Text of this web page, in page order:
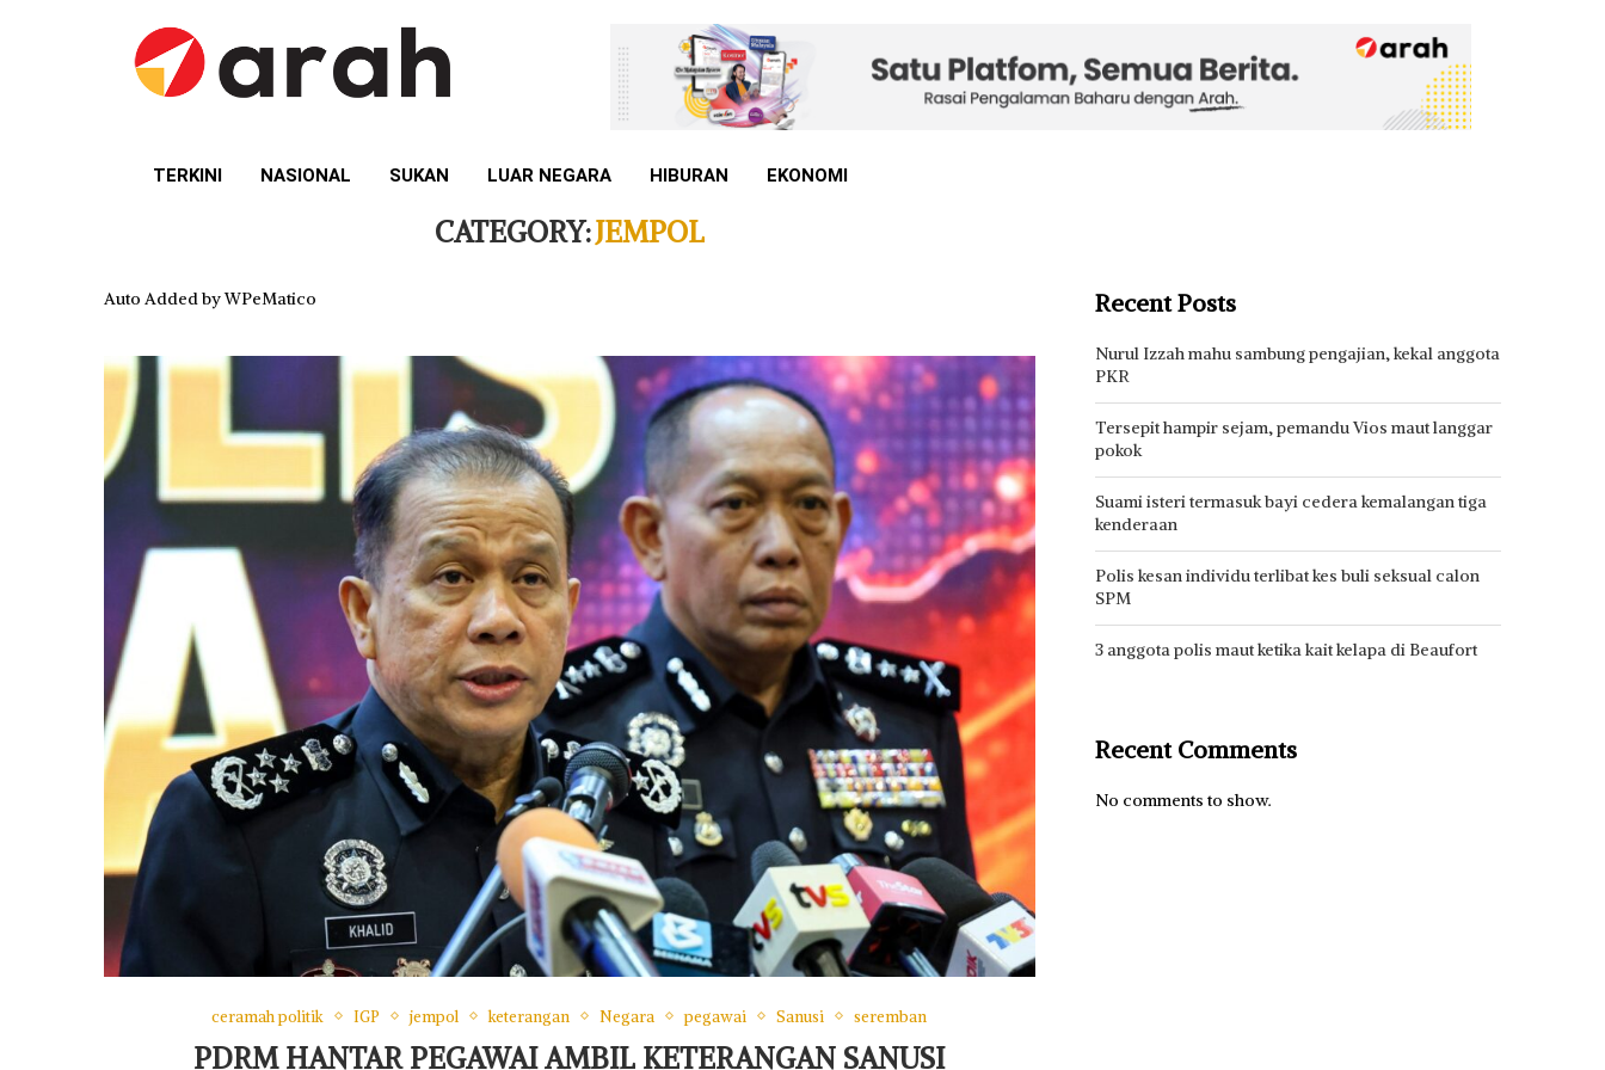
TERKINI NASIONAL SUKAN LUAR NEGARA HIBURAN EKONOMI
CATEGORY:JEMPOL
Auto Added by WPeMatico
ceramah politik IGP jempol keterangan Negara pegawai Sanusi seremban
PDRM HANTAR PEGAWAI AMBIL KETERANGAN SANUSI
Recent Posts
Nurul Izzah mahu sambung pengajian, kekal anggota
PKR
Tersepit hampir sejam, pemandu Vios maut langgar
pokok
Suami isteri termasuk bayi cedera kemalangan tiga
kenderaan
Polis kesan individu terlibat kes buli seksual calon
SPM
3 anggota polis maut ketika kait kelapa di Beaufort
Recent Comments
No comments to show.